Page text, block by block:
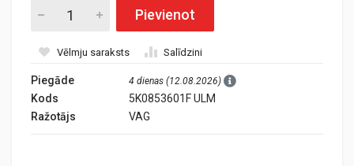
Pievienot
Vēlmju saraksts Salīdzini
Piegāde 4 dienas (12.08.2026)
Kods
5K0853601F ULM
Ražotājs
VAG